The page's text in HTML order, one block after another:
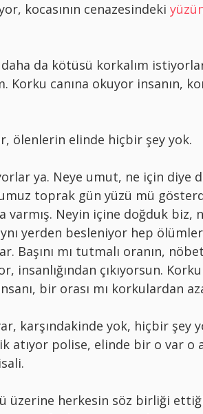
kocasının cenazesindeki
da kötüsü korkalım
Korku canına okuyor insanın,
ölenlerin elinde hiçbir şey yok.
ya. Neye umut, ne için diye
toprak gün yüzü mü
varmış. Neyin içine doğduk biz,
yerden besleniyor hep
Başını mı tutmalı oranın,
insanlığından çıkıyorsun.
bir orası mı korkulardan
karşındakinde yok, hiçbir şey
atıyor polise, elinde bir o var o
üzerine herkesin söz birliği